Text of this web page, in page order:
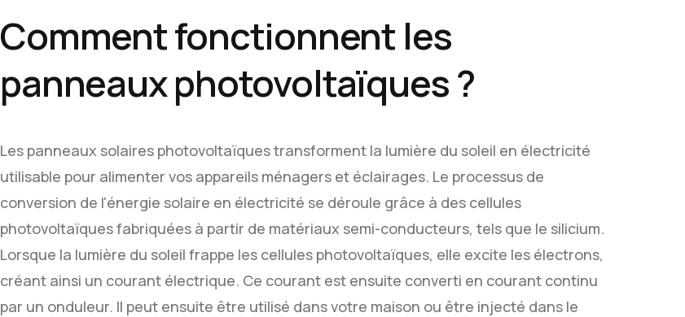
Comment fonctionnent les
panneaux photovoltaïques ?
Les panneaux solaires photovoltaïques transforment la lumière du soleil en électricité
utilisable pour alimenter vos appareils ménagers et éclairages. Le processus de
conversion de l'énergie solaire en électricité se déroule grâce à des cellules
photovoltaïques fabriquées à partir de matériaux semi-conducteurs, tels que le silicium.
Lorsque la lumière du soleil frappe les cellules photovoltaïques, elle excite les électrons,
créant ainsi un courant électrique. Ce courant est ensuite converti en courant continu
par un onduleur. Il peut ensuite être utilisé dans votre maison ou être injecté dans le